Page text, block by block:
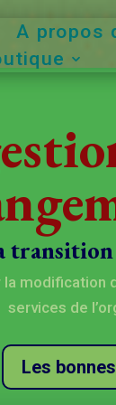
A propos
transition
modification
services de
Les